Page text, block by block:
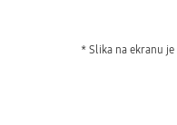
* Slika na ekranu